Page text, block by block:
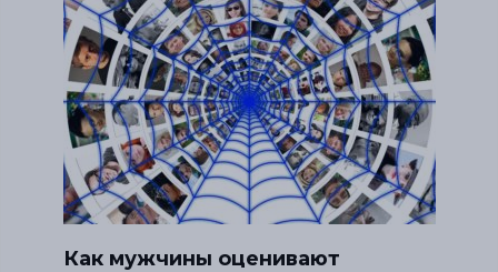
Как мужчины оценивают